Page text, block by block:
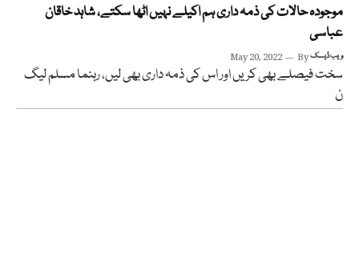
موجودہ حالات کی ذمہ داری ہم اکیلے نہیں اٹھا سکتے، شاہد خاقان
عباسی
May 20, 2022 Byویب ڈیسک
سخت فیصلے بھی کریں اور اس کی ذمہ داری بھی لیں، رہنما مسلم لیگ
ن